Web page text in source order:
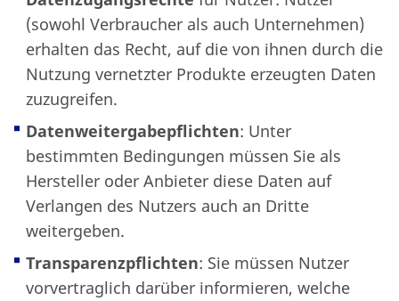
(sowohl Verbraucher als auch Unternehmen)
erhalten das Recht, auf die von ihnen durch die
Nutzung vernetzter Produkte erzeugten Daten
zuzugreifen.
Datenweitergabepflichten: Unter
bestimmten Bedingungen müssen Sie als
Hersteller oder Anbieter diese Daten auf
Verlangen des Nutzers auch an Dritte
weitergeben.
Transparenzpflichten: Sie müssen Nutzer
vorvertraglich darüber informieren, welche